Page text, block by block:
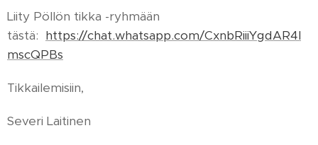
Liity Pöllön tikka -ryhmään
tästä: https://chat.whatsapp.com/CxnbRiiiYgdAR4I
mscQPBs
Tikkailemisiin,
Severi Laitinen